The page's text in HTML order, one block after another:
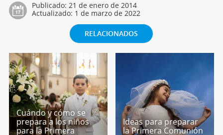
Publicado: 21 de enero de 2014
Actualizado: 1 de marzo de 2022
RELACIONADOS
Cuándo y cómo se
prepara a los niños
para la Primera
Ideas para preparar
la Primera Comunión